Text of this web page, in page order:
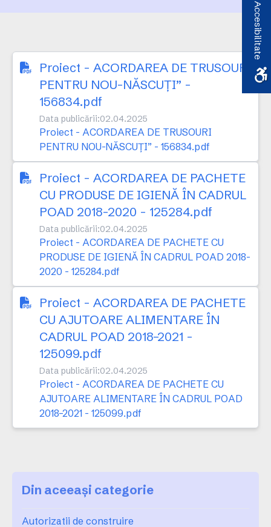
Proiect - ACORDAREA DE TRUSOURI
PENTRU NOU-NĂSCUȚI” -
156834.pdf
Data publicării:02.04.2025
Proiect - ACORDAREA DE TRUSOURI
PENTRU NOU-NĂSCUȚI” - 156834.pdf
Proiect - ACORDAREA DE PACHETE
CU PRODUSE DE IGIENĂ ÎN CADRUL
POAD 2018-2020 - 125284.pdf
Data publicării:02.04.2025
Proiect - ACORDAREA DE PACHETE CU
PRODUSE DE IGIENĂ ÎN CADRUL POAD 2018-
2020 - 125284.pdf
Proiect - ACORDAREA DE PACHETE
CU AJUTOARE ALIMENTARE ÎN
CADRUL POAD 2018–2021 -
125099.pdf
Data publicării:02.04.2025
Proiect - ACORDAREA DE PACHETE CU
AJUTOARE ALIMENTARE ÎN CADRUL POAD
2018–2021 - 125099.pdf
Din aceeași categorie
Autorizatii de construire
Accesibilitate